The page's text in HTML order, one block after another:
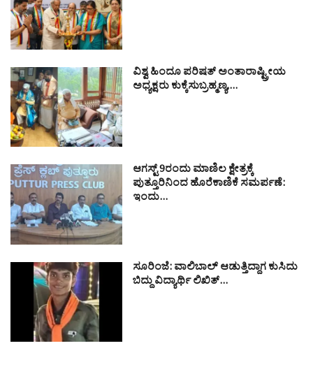
ವಿಶ್ವ ಹಿಂದೂ ಪರಿಷತ್ ಅಂತಾರಾಷ್ಟ್ರೀಯ
ಅಧ್ಯಕ್ಷರು ಕುಕ್ಕೆಸುಬ್ರಹ್ಮಣ್ಯ,…
ಆಗಸ್ಟ್ 9ರಂದು ಮಾಣಿಲ ಕ್ಷೇತ್ರಕ್ಕೆ
ಪುತ್ತೂರಿನಿಂದ ಹೊರೆಕಾಣಿಕೆ ಸಮರ್ಪಣೆ:
ಇಂದು…
ಸೂರಿಂಜೆ: ವಾಲಿಬಾಲ್ ಆಡುತ್ತಿದ್ದಾಗ ಕುಸಿದು
ಬಿದ್ದು ವಿದ್ಯಾರ್ಥಿ ಲಿಖಿತ್…